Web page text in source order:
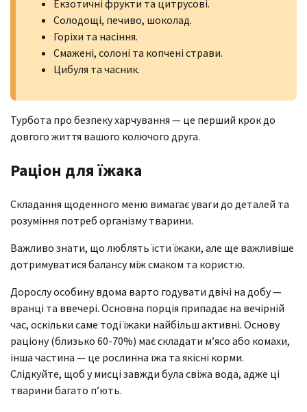
Екзотичні фрукти та цитрусові.
Солодощі, печиво, шоколад.
Горіхи та насіння.
Смажені, солоні та копчені страви.
Цибуля та часник.
Турбота про безпеку харчування — це перший крок до
довгого життя вашого колючого друга.
Раціон для їжака
Складання щоденного меню вимагає уваги до деталей та
розуміння потреб організму тварини.
Важливо знати, що люблять їсти їжаки, але ще важливіше
дотримуватися балансу між смаком та користю.
Дорослу особину вдома варто годувати двічі на добу —
вранці та ввечері. Основна порція припадає на вечірній
час, оскільки саме тоді їжаки найбільш активні. Основу
раціону (близько 60-70%) має складати м’ясо або комахи,
інша частина — це рослинна їжа та якісні корми.
Слідкуйте, щоб у мисці завжди була свіжа вода, адже ці
тварини багато п’ють.